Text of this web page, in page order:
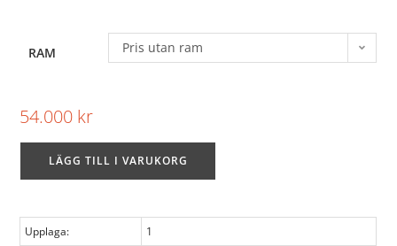
RAM Pris utan ram
54.000 kr
LÄGG TILL I VARUKORG
Upplaga:
1